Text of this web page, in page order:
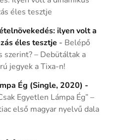
éles tesztje
ilyen volt a
éles tesztje - Belépő
szerint? – Debütáltak a
jegyek a Tixa-n!
Ég (Single, 2020) -
Egyetlen Lámpa Ég” –
első magyar nyelvű dala